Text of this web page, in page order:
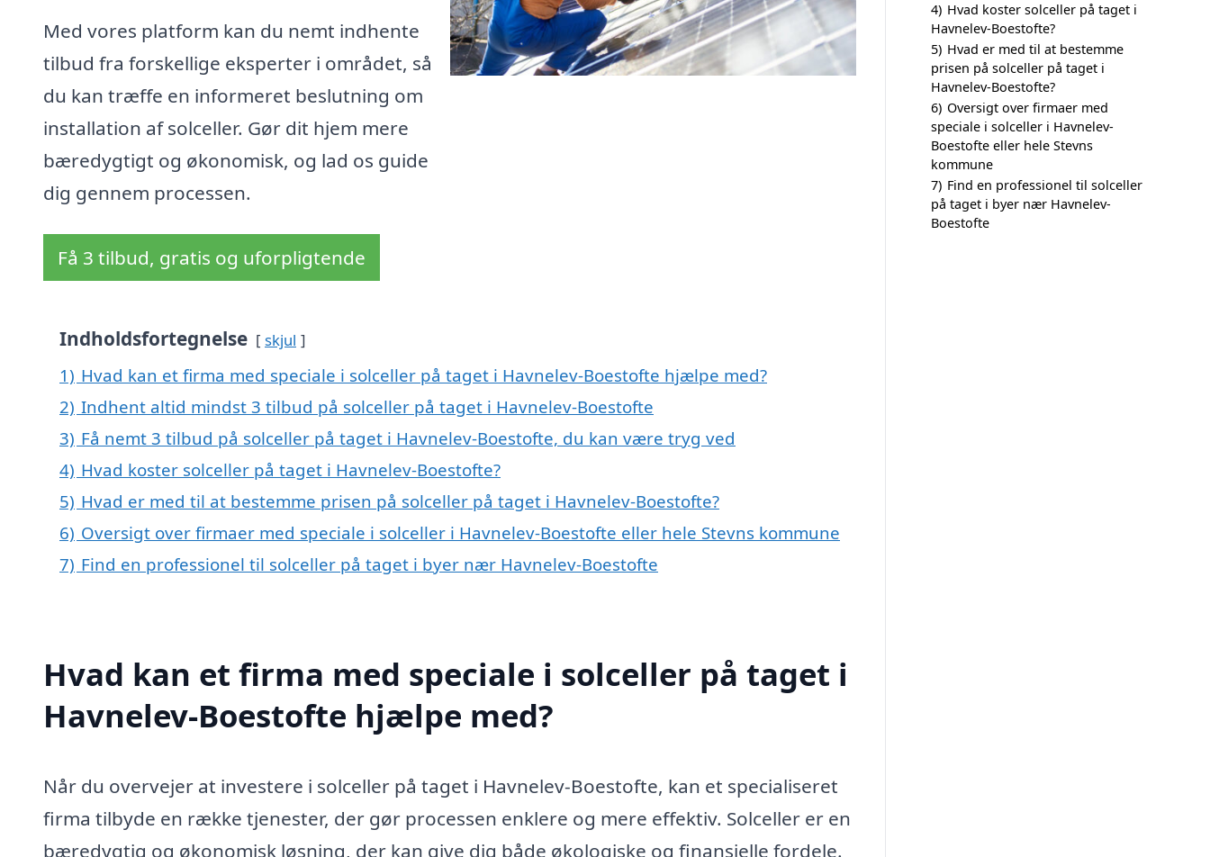
Med vores platform kan du nemt indhente
tilbud fra forskellige eksperter i området, så
du kan træffe en informeret beslutning om
installation af solceller. Gør dit hjem mere
bæredygtigt og økonomisk, og lad os guide
dig gennem processen.
Få 3 tilbud, gratis og uforpligtende
Indholdsfortegnelse skjul
1) Hvad kan et firma med speciale i solceller på taget i Havnelev-Boestofte hjælpe med?
2) Indhent altid mindst 3 tilbud på solceller på taget i Havnelev-Boestofte
3) Få nemt 3 tilbud på solceller på taget i Havnelev-Boestofte, du kan være tryg ved
4) Hvad koster solceller på taget i Havnelev-Boestofte?
5) Hvad er med til at bestemme prisen på solceller på taget i Havnelev-Boestofte?
6) Oversigt over firmaer med speciale i solceller i Havnelev-Boestofte eller hele Stevns kommune
7) Find en professionel til solceller på taget i byer nær Havnelev-Boestofte
Hvad kan et firma med speciale i solceller på taget i
Havnelev-Boestofte hjælpe med?
Når du overvejer at investere i solceller på taget i Havnelev-Boestofte, kan et specialiseret
firma tilbyde en række tjenester, der gør processen enklere og mere effektiv. Solceller er en
bæredygtig og økonomisk løsning, der kan give dig både økologiske og finansielle fordele.
4) Hvad koster solceller på taget i
Havnelev-Boestofte?
5) Hvad er med til at bestemme
prisen på solceller på taget i
Havnelev-Boestofte?
6) Oversigt over firmaer med
speciale i solceller i Havnelev-
Boestofte eller hele Stevns
kommune
7) Find en professionel til solceller
på taget i byer nær Havnelev-
Boestofte